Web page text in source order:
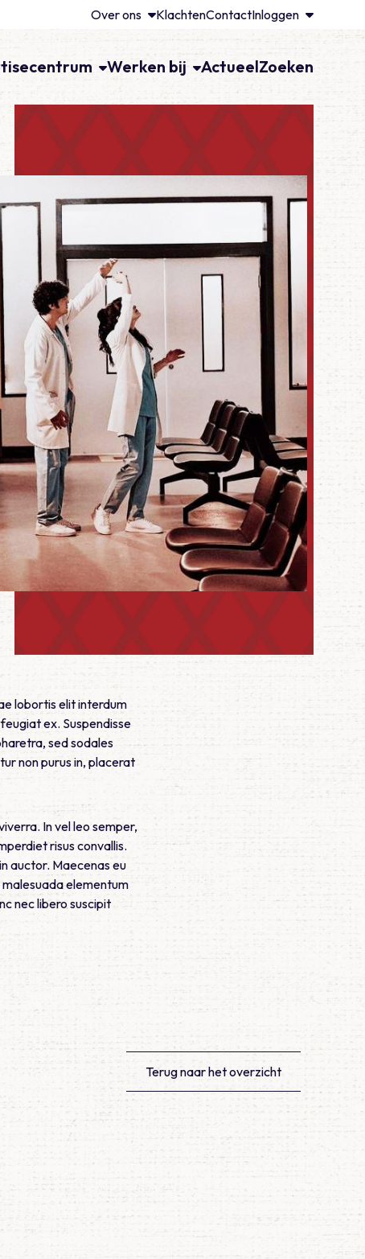
Over ons KlachtenContactInloggen
Werken bij ActueelZoeken
lobortis elit interdum
ex. Suspendisse
sed sodales
non purus in, placerat
In vel leo semper,
risus convallis.
auctor. Maecenas eu
elementum
nec libero suscipit
Terug naar het overzicht